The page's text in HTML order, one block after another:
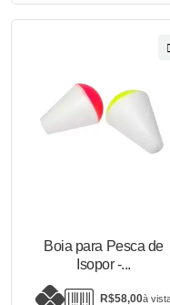
Boia para Pesca de
Isopor -...
R$58,00à vista